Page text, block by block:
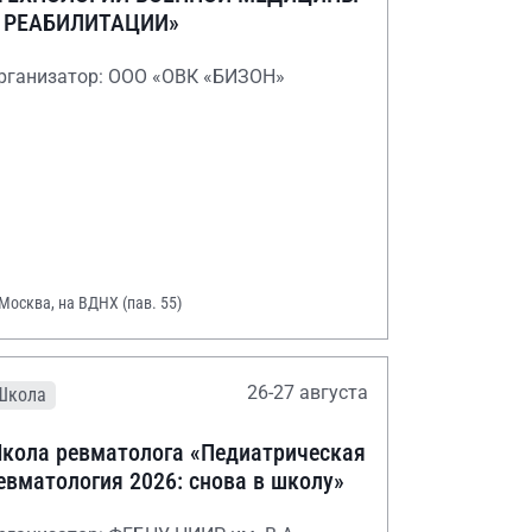
ООО «ОВК «БИЗОН»
на ВДНХ (пав. 55)
26-27 августа
ревматолога «Педиатрическая
2026: снова в школу»